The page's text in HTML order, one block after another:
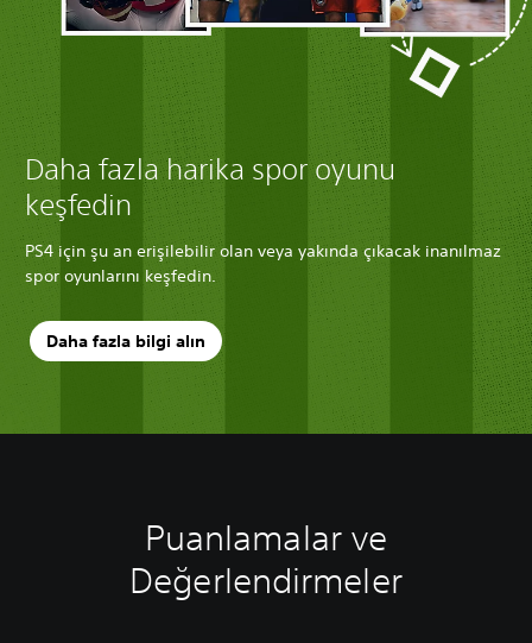
Daha fazla harika spor oyunu
keşfedin
PS4 için şu an erişilebilir olan veya yakında çıkacak inanılmaz
spor oyunlarını keşfedin.
Daha fazla bilgi alın
Puanlamalar ve
Değerlendirmeler